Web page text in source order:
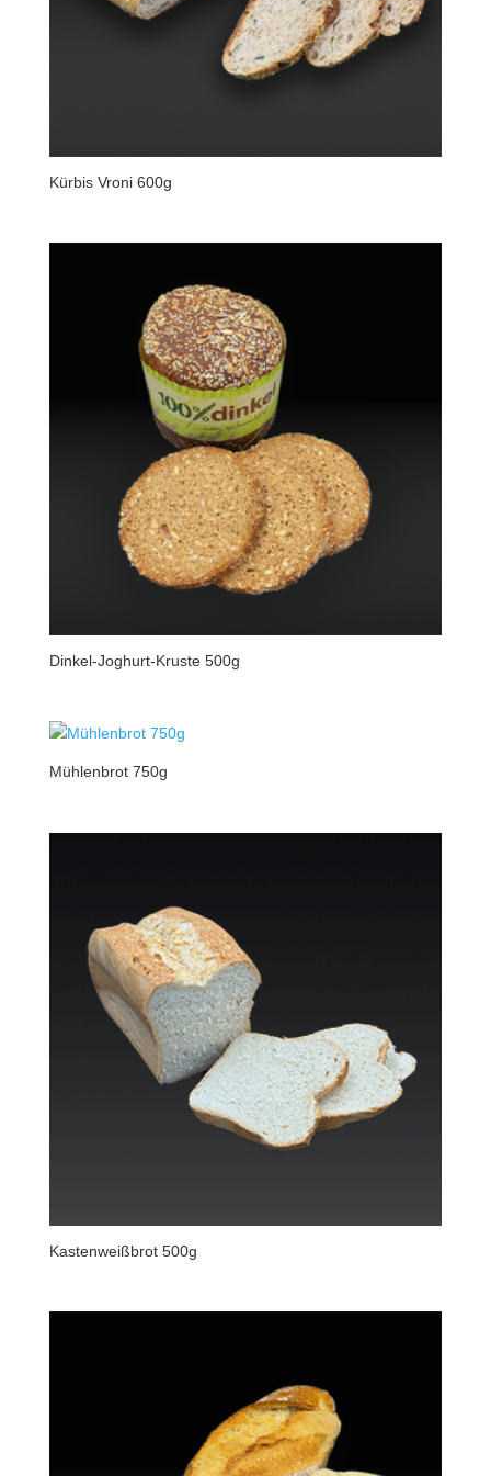
Kürbis Vroni 600g
Dinkel-Joghurt-Kruste 500g
Mühlenbrot 750g
Kastenweißbrot 500g